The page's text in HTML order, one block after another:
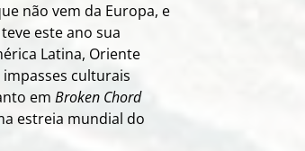
não vem da Europa, e
este ano sua
Latina, Oriente
culturais
em Broken Chord
estreia mundial do